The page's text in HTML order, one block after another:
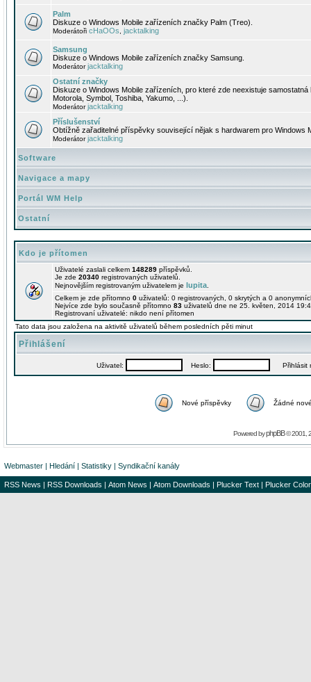
Palm
Diskuze o Windows Mobile zařízeních značky Palm (Treo).
Moderátoři cHaOOs jacktalking
Samsung
Diskuze o Windows Mobile zařízeních značky Samsung.
Moderátorjacktalking
Ostatní značky
Diskuze o Windows Mobile zařízeních, pro které zde neexistuje
Motorola, Symbol, Toshiba, Yakumo, ...).
Moderátorjacktalking
Příslušenství
Obtížně zařaditelné příspěvky související nějak s hardwarem pro Windows
Moderátorjacktalking
Software
Navigace a mapy
Portál WM Help
Ostatní
Kdo je přítomen
Uživatelé zaslali celkem 148289 příspěvků.
Je zde 20340 registrovaných uživatelů.
Nejnovějším registrovaným uživatelem je lupita
Celkem je zde přítomno 0 uživatelů: 0 registrovaných, 0 skrytých a 0
Nejvíce zde bylo současně přítomno 83 uživatelů dne ne 25. květen, 2014
Registrovaní uživatelé: nikdo není přítomen
Tato data jsou založena na aktivitě uživatelů během posledních pěti minut
Přihlášení
Uživatel: Heslo: Přihlásit
Nové příspěvky Žádné
Powered byphpBB© 2001,
Webmaster | Hledání | Statistiky | Syndikační kanály
RSS News | RSS Downloads | Atom News | Atom Downloads | Plucker Text | Plucker Color